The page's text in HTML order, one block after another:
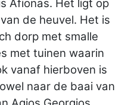
Afionas. Het ligt op
de heuvel. Het is
dorp met smalle
met tuinen waarin
vanaf hierboven is
naar de baai van